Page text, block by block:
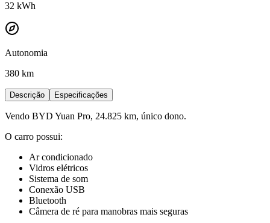
32 kWh
Autonomia
380 km
Descrição Especificações
Vendo BYD Yuan Pro, 24.825 km, único dono.
O carro possui:
Ar condicionado
Vidros elétricos
Sistema de som
Conexão USB
Bluetooth
Câmera de ré para manobras mais seguras